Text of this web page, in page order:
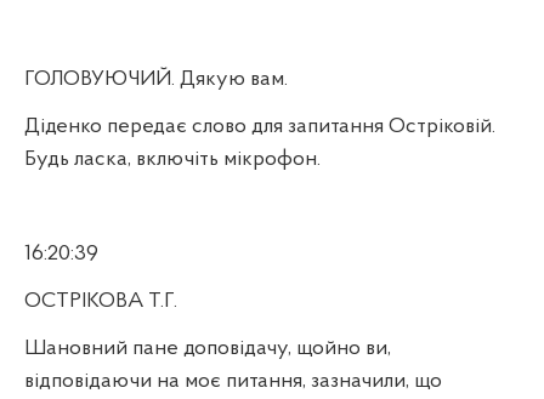
ГОЛОВУЮЧИЙ. Дякую вам.
Діденко передає слово для запитання Остріковій.
Будь ласка, включіть мікрофон.
16:20:39
ОСТРІКОВА Т.Г.
Шановний пане доповідачу, щойно ви,
відповідаючи на моє питання, зазначили, що